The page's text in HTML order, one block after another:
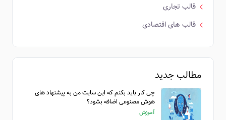
قالب تجاری
قالب های اقتصادی
مطالب جدید
چی کار باید بکنم که این سایت من به پیشنهاد های
هوش مصنوعی اضافه بشود؟
آموزش